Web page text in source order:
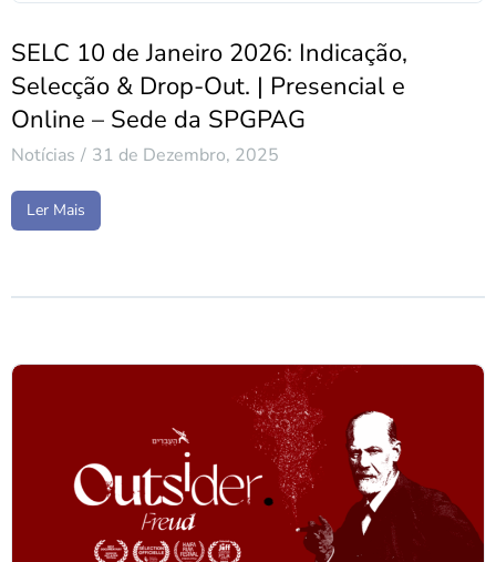
SELC 10 de Janeiro 2026: Indicação,
Selecção & Drop-Out. | Presencial e
Online – Sede da SPGPAG
Notícias 31 de Dezembro, 2025
Ler Mais